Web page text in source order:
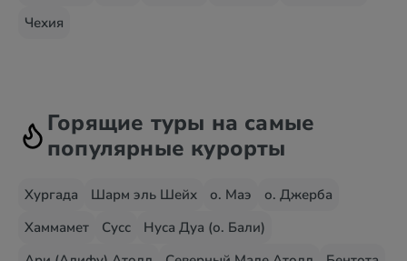
Чехия
Горящие туры на самые
популярные курорты
Хургада Шарм эль Шейх о. Маэ
о. Джерба
Хаммамет
Сусс
Нуса Дуа (о. Бали)